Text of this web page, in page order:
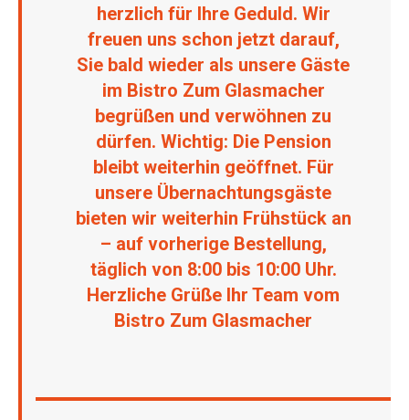
herzlich für Ihre Geduld. Wir
freuen uns schon jetzt darauf,
Sie bald wieder als unsere Gäste
im Bistro Zum Glasmacher
begrüßen und verwöhnen zu
dürfen. Wichtig: Die Pension
bleibt weiterhin geöffnet. Für
unsere Übernachtungsgäste
bieten wir weiterhin Frühstück an
– auf vorherige Bestellung,
täglich von 8:00 bis 10:00 Uhr.
Herzliche Grüße Ihr Team vom
Bistro Zum Glasmacher